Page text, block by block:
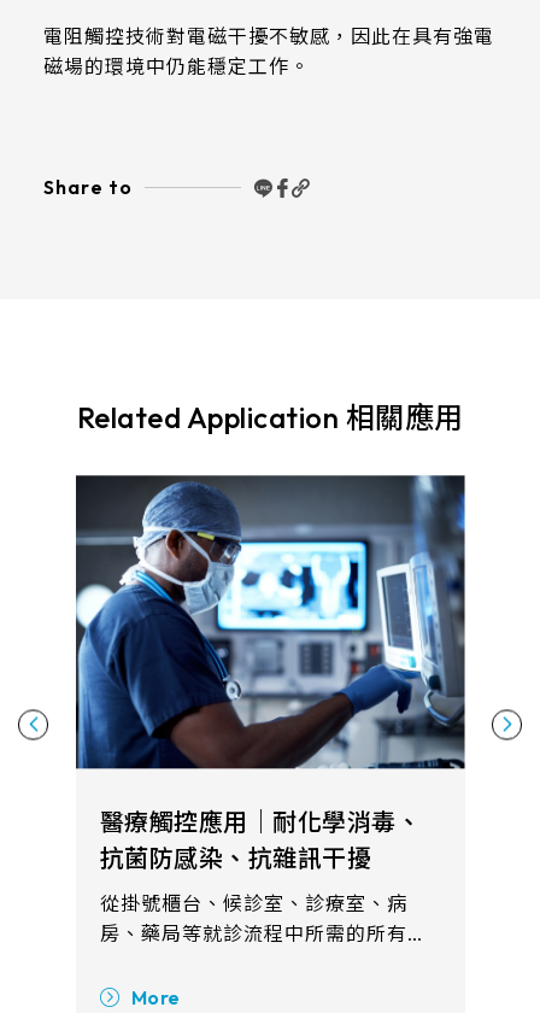
電阻觸控技術對電磁干擾不敏感，因此在具有強電
磁場的環境中仍能穩定工作。
Share to
Related Application 相關應用
醫療觸控應用｜耐化學消毒、
抗菌防感染、抗雜訊干擾
從掛號櫃台、候診室、診療室、病
房、藥局等就診流程中所需的所有健
可見觸控產品的需求。整合觸控顯示
More